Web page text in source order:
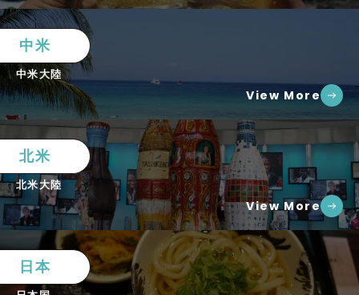
中米
中米大陸
View More
北米
北米大陸
View More
日本